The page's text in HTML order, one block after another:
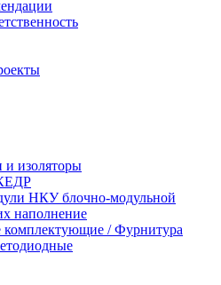
изоляторы
НКУ блочно-модульной
наполнение
/ Фурнитура